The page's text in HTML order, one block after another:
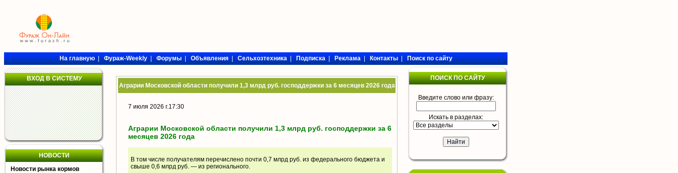
На главную|Фураж-Weekly|Форумы|Объявления|Сельхозтехника|Подписка|Реклама|Контакты|Поиск по сайту
ВХОД В СИСТЕМУ
НОВОСТИ
Новости рынка кормов
Аграрии Московской области получили 1,3 млрд руб. господдержки за 6 месяцев 2026 года
7 июля 2026 г.17:30
Аграрии Московской области получили 1,3 млрд руб. господдержки за 6
месяцев 2026 года
В том числе получателям перечислено почти 0,7 млрд руб. из федерального бюджета и
свыше 0,6 млрд руб. — из регионального.
ПОИСК ПО САЙТУ
Введите слово или фразу:
Искать в разделах: